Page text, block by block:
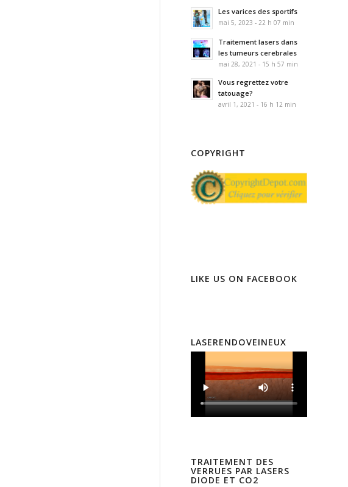
Les varices des sportifs
mai 5, 2023 - 22 h 07 min
Traitement lasers dans
les tumeurs cerebrales
mai 28, 2021 - 15 h 57 min
Vous regrettez votre
tatouage?
avril 1, 2021 - 16 h 12 min
COPYRIGHT
LIKE US ON FACEBOOK
LASERENDOVEINEUX
TRAITEMENT DES
VERRUES PAR LASERS
DIODE ET CO2